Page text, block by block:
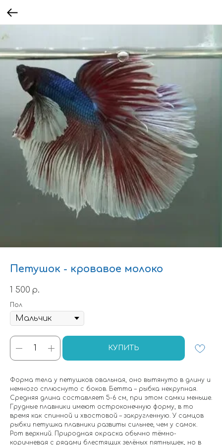
Петушок - кровавое молоко
1 500 р.
Пол
КУПИТЬ
Форма тела у петушков овальная, оно вытянуто в длину и
немного сплюснуто с боков. Бетта – рыбка некрупная.
Средняя длина составляет 5-6 см, при этом самки меньше.
Грудные плавники имеют остроконечную форму, в то
время как спинной и хвостовой – закругленную. У самцов
рыбки петушка плавники развиты сильнее, чем у самок.
Рот верхний. Природная окраска обычно тёмно-
коричневая с рядами блестящих зелёных пятнышек, но в